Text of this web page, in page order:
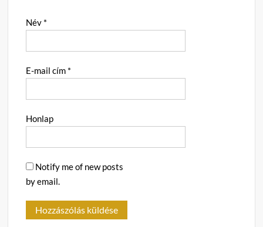
Név *
E-mail cím *
Honlap
Notify me of new posts
by email.